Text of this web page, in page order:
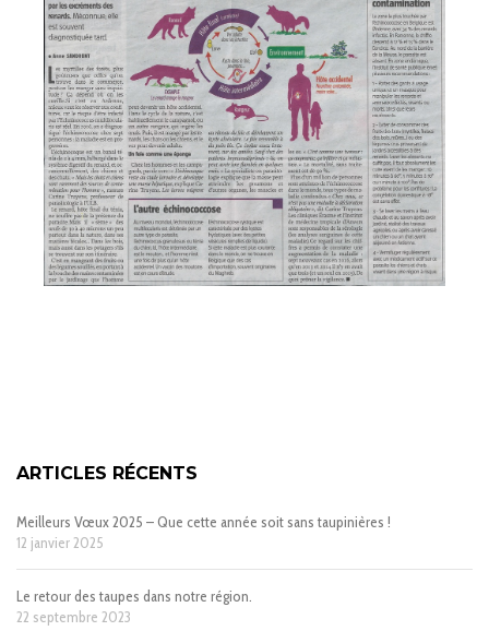
ARTICLES RÉCENTS
Meilleurs Vœux 2025 – Que cette année soit sans taupinières !
12 janvier 2025
Le retour des taupes dans notre région.
22 septembre 2023